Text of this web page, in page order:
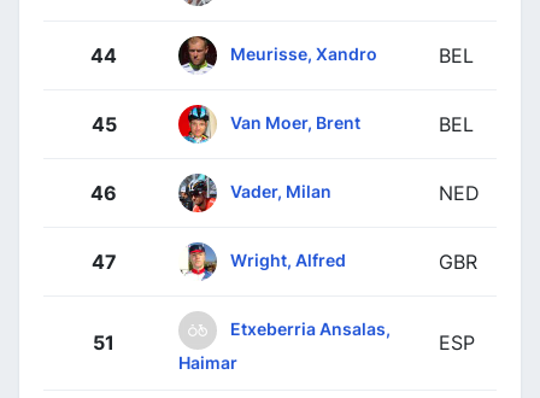
44 Meurisse, Xandro BEL
45 Van Moer, Brent BEL
46 Vader, Milan NED
47 Wright, Alfred GBR
51
Etxeberria Ansalas,
Haimar
ESP